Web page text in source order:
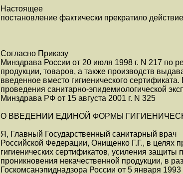
Настоящее
постановление фактически прекратило действие
Согласно Приказу
Минздрава России от 20 июля 1998 г. N 217 по
продукции, товаров, а также производств
введенное вместо гигиенического
проведения санитарно-эпидемиологической
Минздрава РФ от 15 августа 2001 г. N 325
О ВВЕДЕНИИ ЕДИНОЙ ФОРМЫ
Я, Главный Государственный санитарный врач
Российской Федерации, Онищенко Г.Г., в целях
гигиенических сертификатов, усиления защиты
проникновения некачественной продукции, в
Госкомсанэпиднадзора России от 5 января